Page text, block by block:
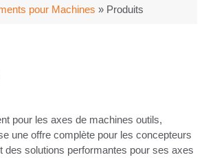
pour Machines » Produits
pour les axes de machines outils,
une offre complète pour les concepteurs
des solutions performantes pour ses axes